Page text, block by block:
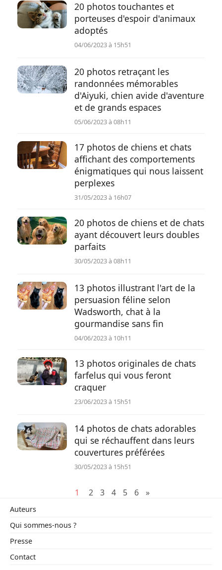
20 photos touchantes et
porteuses d'espoir d'animaux
adoptés
04/06/2023 à 15h51
20 photos retraçant les
randonnées mémorables
d'Aiyuki, chien avide d'aventure
et de grands espaces
05/06/2023 à 08h11
17 photos de chiens et chats
affichant des comportements
énigmatiques qui nous laissent
perplexes
31/05/2023 à 16h07
20 photos de chiens et de chats
ayant découvert leurs doubles
parfaits
30/05/2023 à 08h11
13 photos illustrant l'art de la
persuasion féline selon
Wadsworth, chat à la
gourmandise sans fin
04/06/2023 à 10h11
13 photos originales de chats
farfelus qui vous feront
craquer
23/06/2023 à 15h51
14 photos de chats adorables
qui se réchauffent dans leurs
couvertures préférées
30/05/2023 à 15h51
1 2 3 4 5 6 »
Auteurs
Qui sommes-nous ?
Presse
Contact